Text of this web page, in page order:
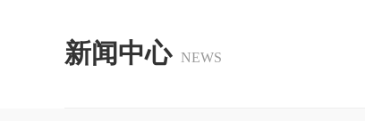
新闻中心 NEWS